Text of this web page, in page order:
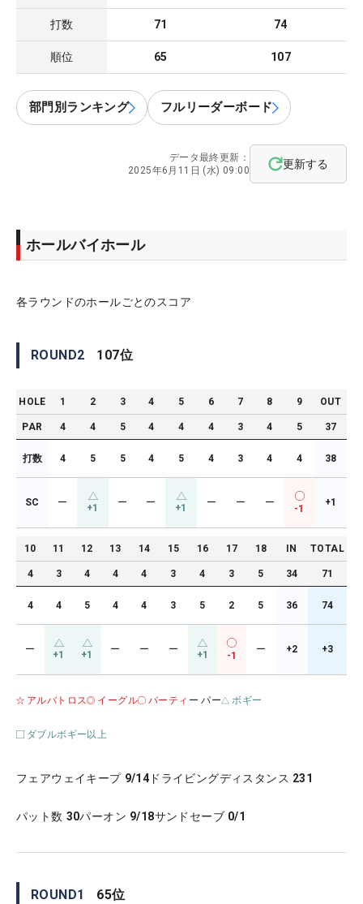
打数 71 74
順位 65 107
部門別ランキング フルリーダーボード
データ最終更新：
2025年6月11日 (水) 09:00
更新する
ホールバイホール
各ラウンドのホールごとのスコア
ROUND2 107位
HOLE 1 2 3 4 5 6 7 8 9 OUT
PAR 4 4 5 4 4 4 3 4 5 37
打数 4 5 5 4 5 4 3 4 4 38
SC ー +1 ー ー +1 ー ー ー
-1
+1
10 11 12 13 14 15 16 17 18 IN TOTAL
4 3 4 4 4 3 4 3 5 34 71
4 4 5 4 4 3 5 2 5 36 74
ー +1 +1 ー ー ー +1 -1
ー +2 +3
アルバトロス イーグル バーティ ー パー ボギー
ダブルボギー以上
フェアウェイキープ 9/14 ドライビングディスタンス 231
パット数 30パーオン 9/18サンドセーブ 0/1
ROUND1 65位